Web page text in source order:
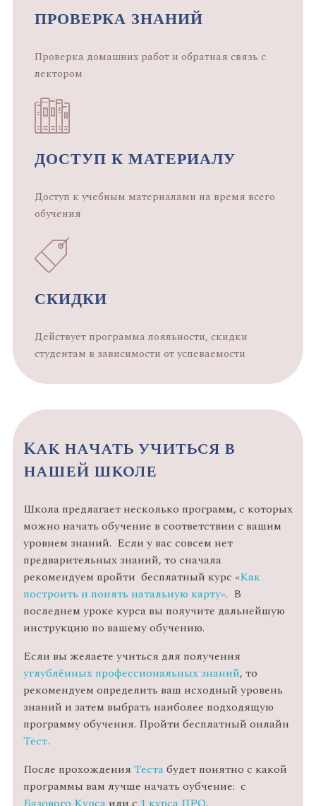
ПРОВЕРКА ЗНАНИЙ
Проверка домашних работ и обратная связь с
лектором
ДОСТУП К МАТЕРИАЛУ
Доступ к учебным материалами на время всего
обучения
СКИДКИ
Действует программа лояльности, скидки
студентам в зависимости от успеваемости
Как начать учиться в
нашей школе
Школа предлагает несколько программ, с которых
можно начать обучение в соответствии с вашим
уровнем знаний. Если у вас совсем нет
предварительных знаний, то сначала
рекомендуем пройти бесплатный курс «Как
построить и понять натальную карту». В
последнем уроке курса вы получите дальнейшую
инструкцию по вашему обучению.
Если вы желаете учиться для получения
углублённых профессиональных знаний, то
рекомендуем определить ваш исходный уровень
знаний и затем выбрать наиболее подходящую
программу обучения. Пройти бесплатный онлайн
Тест.
После прохождения Тестабудет понятно с какой
программы вам лучше начать оубчение: с